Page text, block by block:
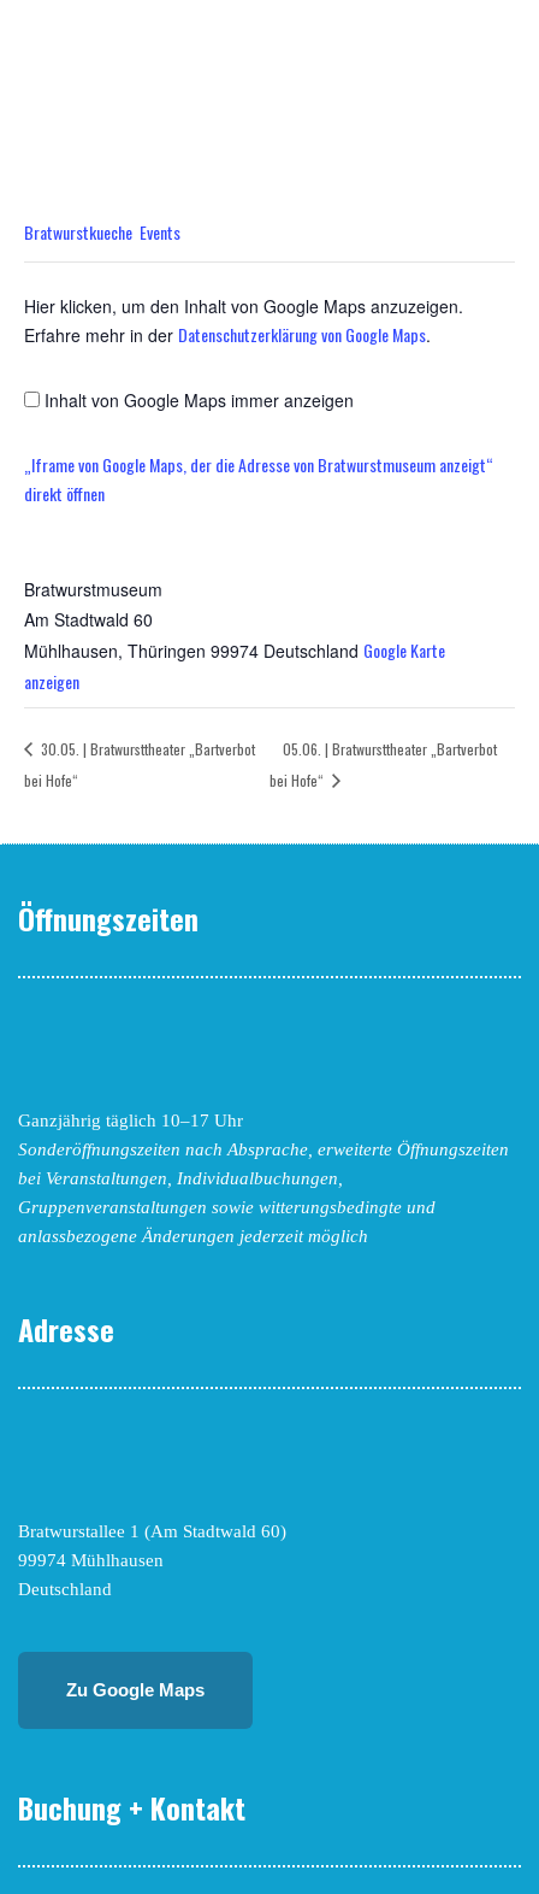
Bratwurstkueche Events
Brat­wurst­mu­se­um
Am Stadtwald 60
Mühlhausen, Thüringen 99974 Deutschland Google Karte
anzeigen
Hier klicken, um den Inhalt von Google Maps anzuzeigen.
Erfahre mehr in der Datenschutzerklärung von Google Maps.
Inhalt von Google Maps immer anzeigen
„Iframe von Google Maps, der die Adresse von Brat­wurst­mu­se­um anzeigt“
direkt öffnen
30.05. | Brat­wurst­thea­ter „Bart­ver­bot
bei Hofe“
05.06. | Brat­wurst­thea­ter „Bart­ver­bot
bei Hofe“
Öffnungszeiten
Ganzjährig täglich 10–17 Uhr
Sonderöffnungszeiten nach Absprache, erweiterte Öffnungszeiten
bei Veranstaltungen, Individualbuchungen,
Gruppenveranstaltungen sowie witterungsbedingte und
anlassbezogene Änderungen jederzeit möglich
Adresse
Bratwurstallee 1 (Am Stadtwald 60)
99974 Mühlhausen
Deutschland
Zu Google Maps
Buchung + Kontakt